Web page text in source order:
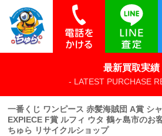
最新買取実績
- LATEST PURCHASE
一番くじ ワンピース 赤髪海賊団 A賞 シ
EXPIECE F賞 ルフィ ウタ 鶴ヶ島市のお
ちゅら リサイクルショップ